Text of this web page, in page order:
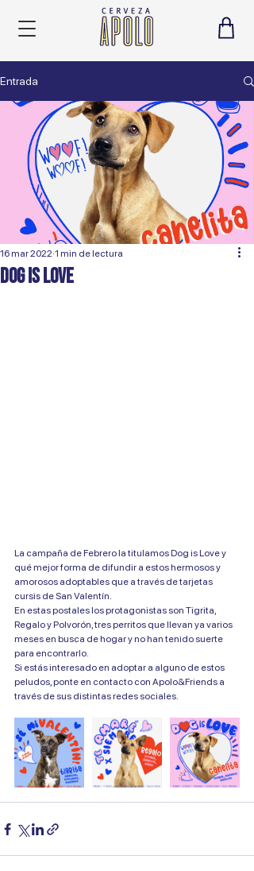
Entrada
Dog is Love
16 mar 2022 1 min de lectura
La campaña de Febrero la titulamos Dog is Love y
qué mejor forma de difundir a estos hermosos y
amorosos adoptables que a través de tarjetas
cursis de San Valentín.
En estas postales los protagonistas son Tigrita,
Regalo y Polvorón, tres perritos que llevan ya varios
meses en busca de hogar y no han tenido suerte
para encontrarlo.
Si estás interesado en adoptar a alguno de estos
peludos, ponte en contacto con Apolo&Friends a
través de sus distintas redes sociales.